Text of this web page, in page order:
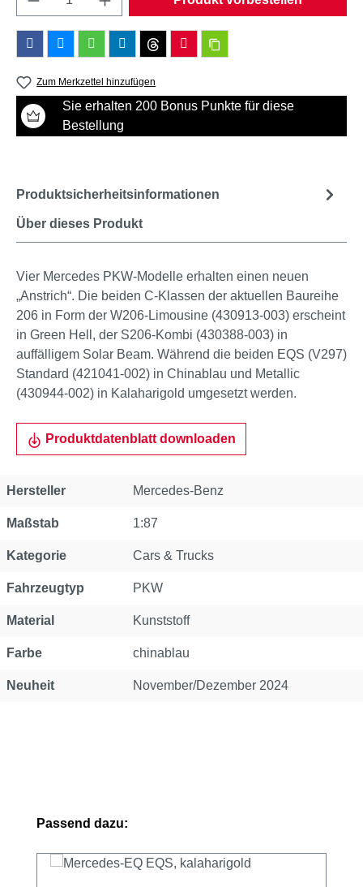
Zum Merkzettel hinzufügen
Sie erhalten 200 Bonus Punkte für diese
Bestellung
Über dieses Produkt
Produktsicherheitsinformationen
Vier Mercedes PKW-Modelle erhalten einen neuen
„Anstrich“. Die beiden C-Klassen der aktuellen Baureihe
206 in Form der W206-Limousine (430913-003) erscheint
in Green Hell, der S206-Kombi (430388-003) in
auffälligem Solar Beam. Während die beiden EQS (V297)
Standard (421041-002) in Chinablau und Metallic
(430944-002) in Kalaharigold umgesetzt werden.
Produktdatenblatt downloaden
Eigenschaft
Hersteller Mercedes-Benz
Maßstab 1:87
Kategorie Cars & Trucks
Fahrzeugtyp PKW
Material Kunststoff
Farbe chinablau
Neuheit November/Dezember 2024
Produktgalerie überspringen
Passend dazu: